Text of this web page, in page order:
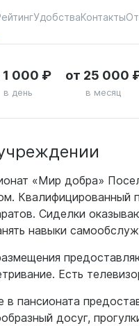
УдобстваКонтакты
1 000 ₽
в день
от 25 000
в месяц
«Мир добра»
Квалифицированный
Сиделки
навыки
Есть
в пансионата
досуг,